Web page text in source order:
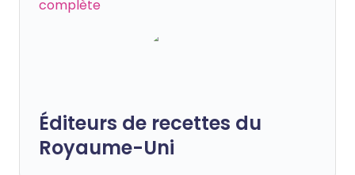
complète
Éditeurs de recettes du
Royaume-Uni